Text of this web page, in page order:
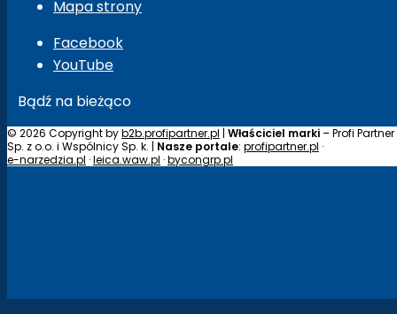
Mapa strony
Facebook
YouTube
Bądź na bieżąco
© 2026 Copyright byb2b.profipartner.pl | Właściciel marki– Profi Partner
Sp. z o.o. i Wspólnicy Sp. k. | Nasze portale: profipartner.pl ·
e-narzedzia.pl ·leica.waw.pl ·bycongrp.pl